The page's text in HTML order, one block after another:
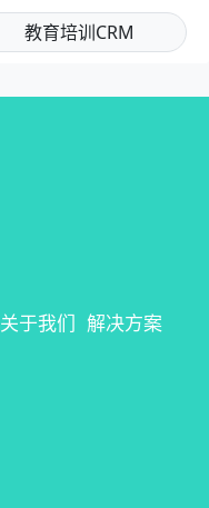
教育培训CRM
关于我们 解决方案